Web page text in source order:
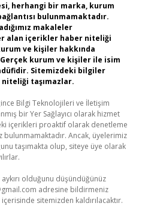
herhangi bir marka, kurum
bulunmamaktadır.
makaleler
alan içerikler haber niteliği
ve kişiler hakkında
kurum ve kişiler ile isim
Sitemizdeki bilgiler
taşımazlar.
Bilgi Teknolojileri ve İletişim
bir Yer Sağlayıcı olarak hizmet
içerikleri proaktif olarak denetleme
bulunmamaktadır. Ancak, üyelerimiz
taşımakta olup, siteye üye olarak
olduğunu düşündüğünüz
adresine bildirmeniz
sitemizden kaldırılacaktır.